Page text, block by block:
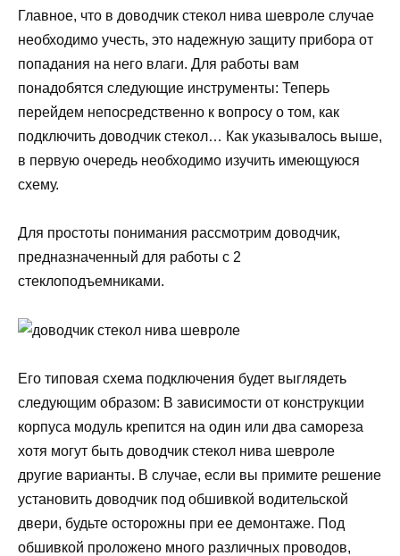
Главное, что в доводчик стекол нива шевроле случае
необходимо учесть, это надежную защиту прибора от
попадания на него влаги. Для работы вам
понадобятся следующие инструменты: Теперь
перейдем непосредственно к вопросу о том, как
подключить доводчик стекол… Как указывалось выше,
в первую очередь необходимо изучить имеющуюся
схему.
Для простоты понимания рассмотрим доводчик,
предназначенный для работы с 2
стеклоподъемниками.
Его типовая схема подключения будет выглядеть
следующим образом: В зависимости от конструкции
корпуса модуль крепится на один или два самореза
хотя могут быть доводчик стекол нива шевроле
другие варианты. В случае, если вы примите решение
установить доводчик под обшивкой водительской
двери, будьте осторожны при ее демонтаже. Под
обшивкой проложено много различных проводов,